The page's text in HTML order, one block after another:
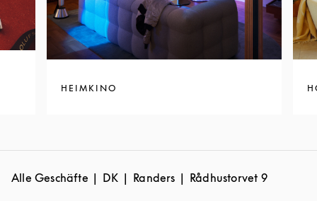
HEIMKINO
Alle Geschäfte DK Randers Rådhustorvet 9